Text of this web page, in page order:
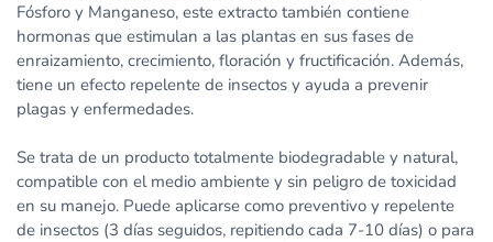
Fósforo y Manganeso, este extracto también contiene
hormonas que estimulan a las plantas en sus fases de
enraizamiento, crecimiento, floración y fructificación. Además,
tiene un efecto repelente de insectos y ayuda a prevenir
plagas y enfermedades.
Se trata de un producto totalmente biodegradable y natural,
compatible con el medio ambiente y sin peligro de toxicidad
en su manejo. Puede aplicarse como preventivo y repelente
de insectos (3 días seguidos, repitiendo cada 7-10 días) o para